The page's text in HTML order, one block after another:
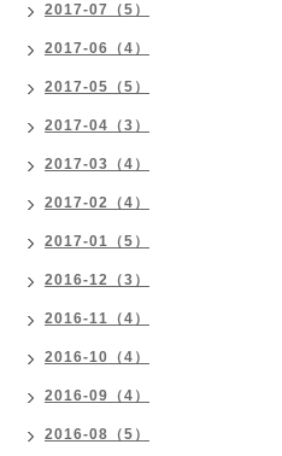
2017-07（5）
2017-06（4）
2017-05（5）
2017-04（3）
2017-03（4）
2017-02（4）
2017-01（5）
2016-12（3）
2016-11（4）
2016-10（4）
2016-09（4）
2016-08（5）